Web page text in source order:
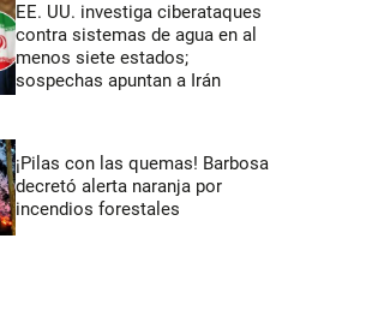
EE. UU. investiga ciberataques
contra sistemas de agua en al
menos siete estados;
sospechas apuntan a Irán
¡Pilas con las quemas! Barbosa
decretó alerta naranja por
incendios forestales